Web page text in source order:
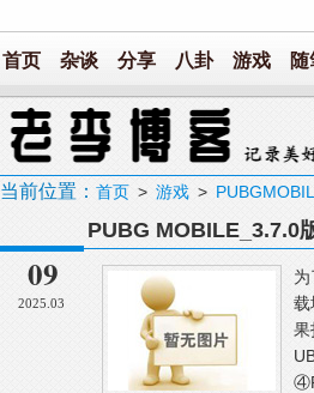
首页 杂谈 分享 八卦 游戏 随
当前位置： 首页 > 游戏 >
09
2025.03
PUBG MOBILE_3.7.0
载
果